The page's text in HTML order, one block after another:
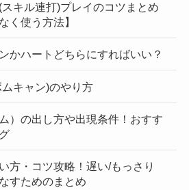
キル連打)プレイのコツまとめ
く使う方法】
かハートどちらにすればいい？
キャン)のやり方
）の出し方や出現条件！おすす
方・コツ攻略！遅い/もっさり
すためのまとめ